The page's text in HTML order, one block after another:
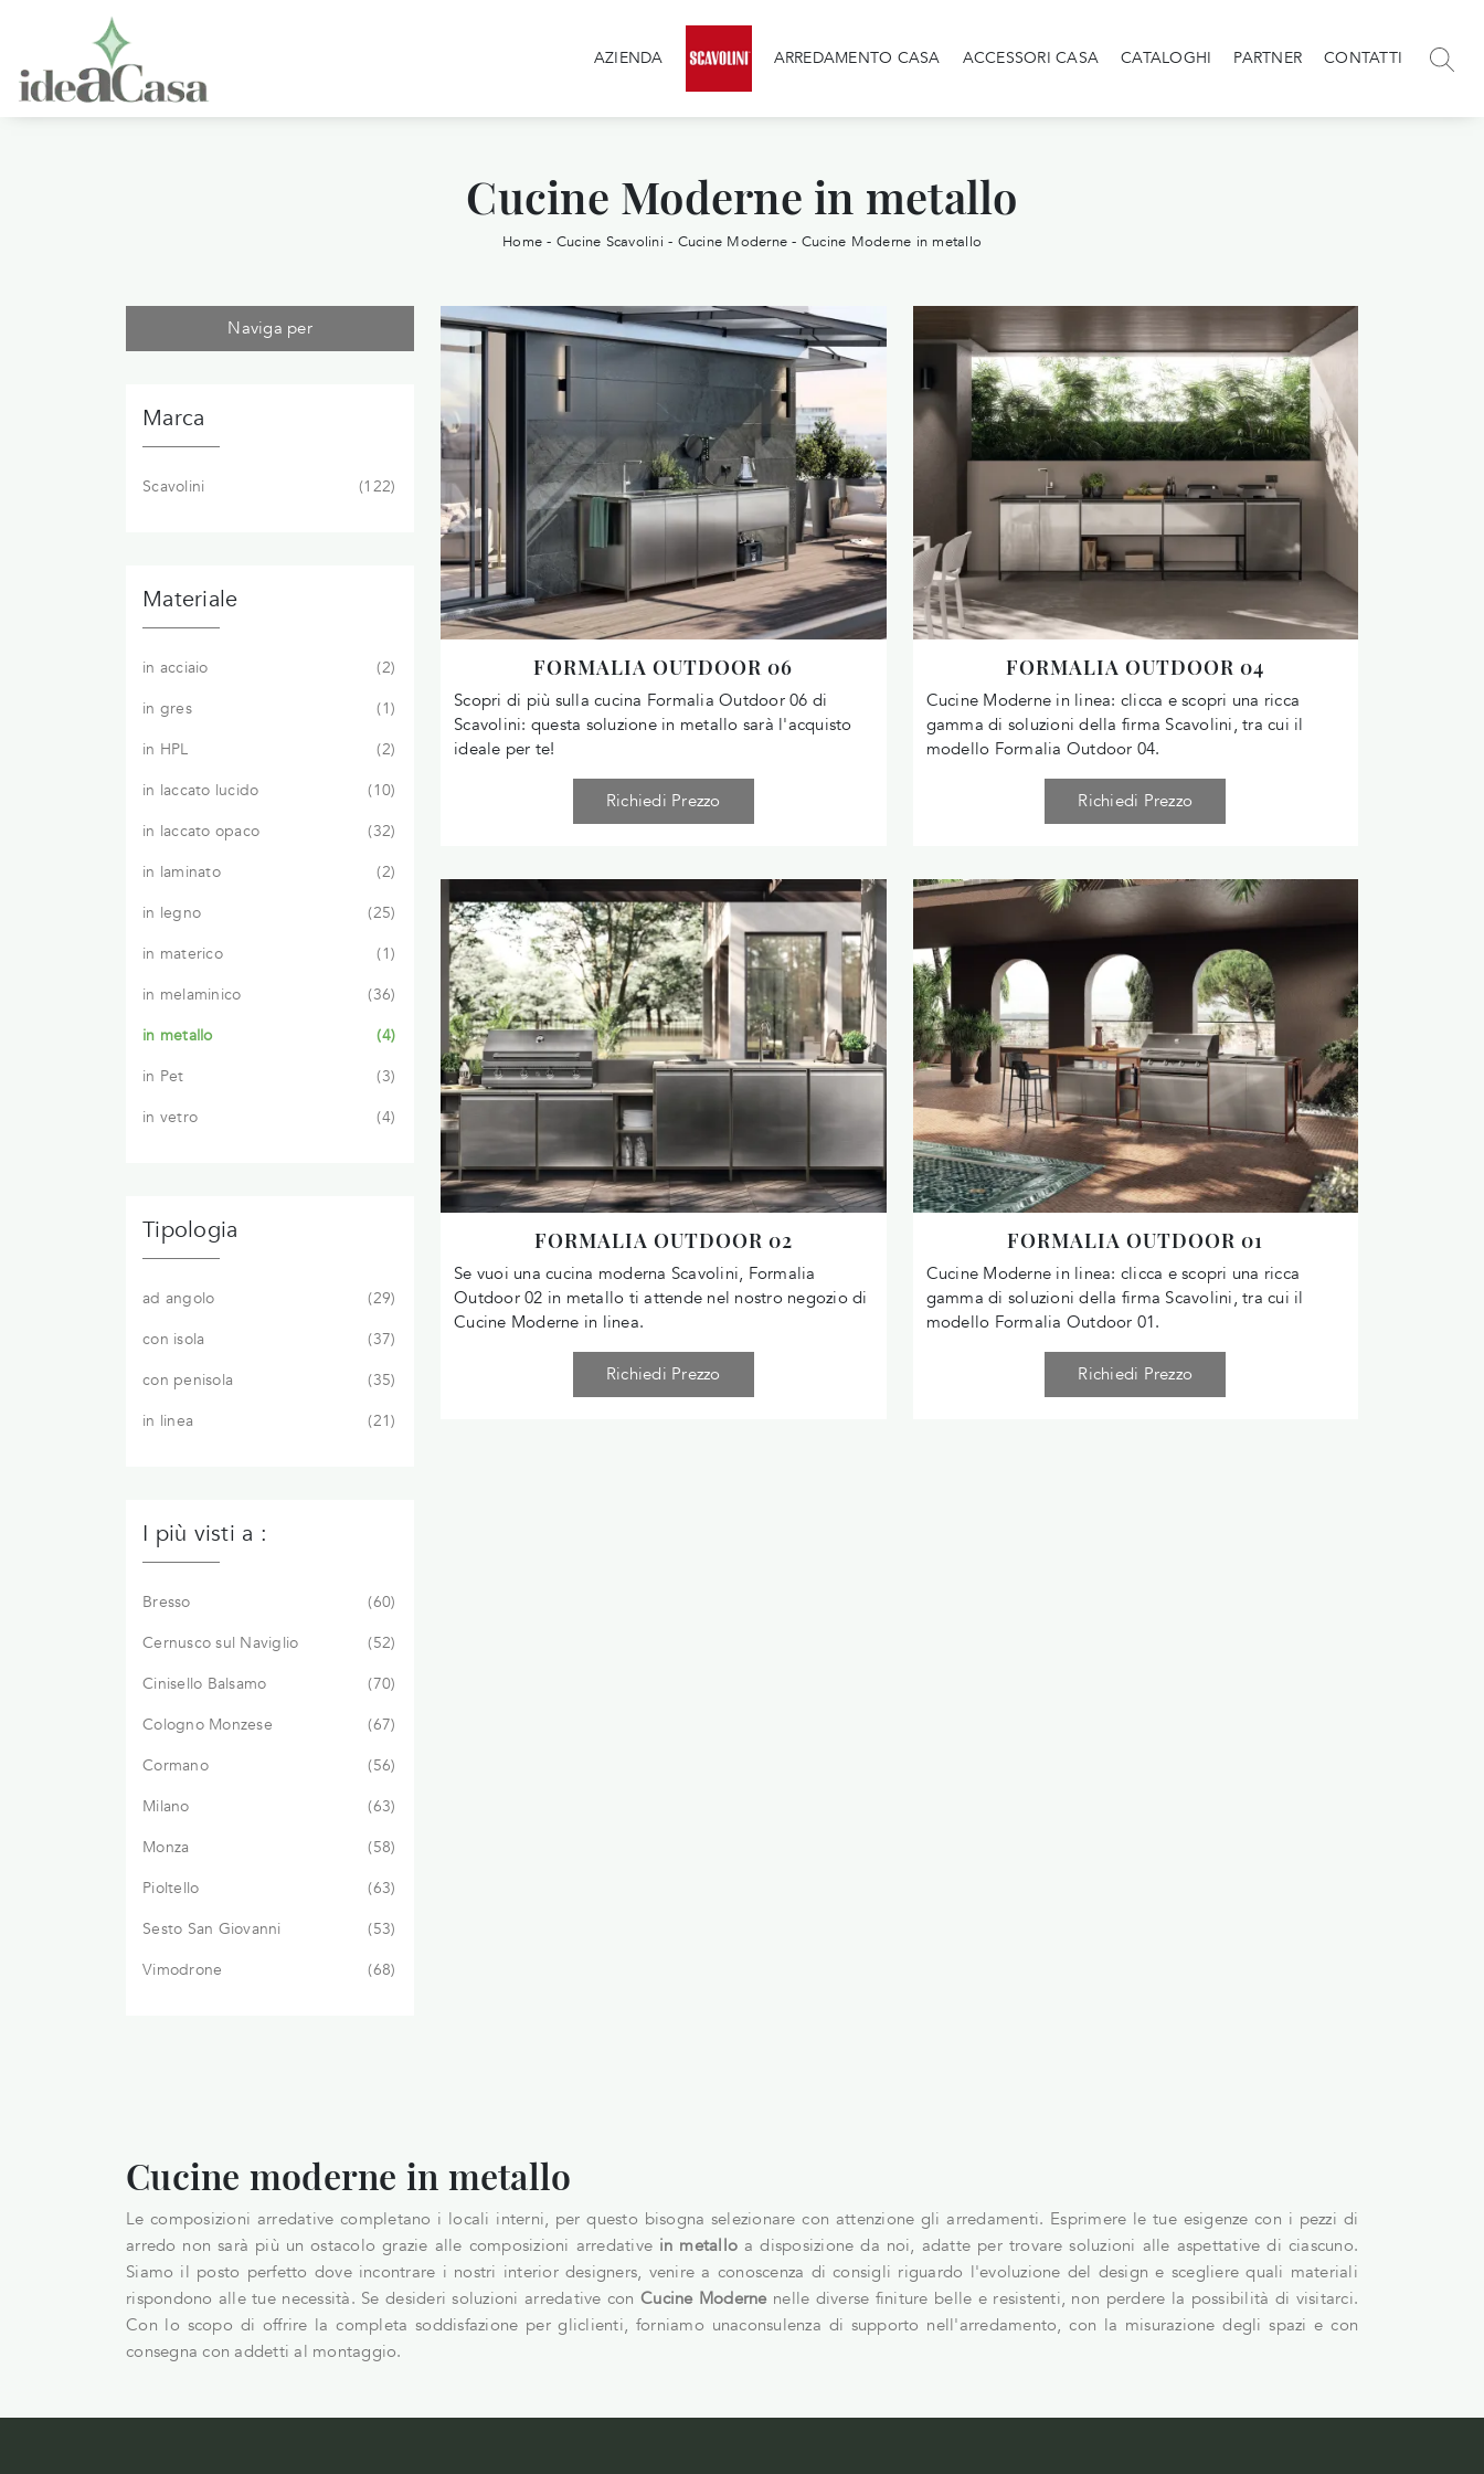
AZIENDA ARREDAMENTO CASA ACCESSORI CASA CATALOGHI PARTNER CONTATTI
Cucine Moderne in metallo
Home - Cucine Scavolini - Cucine Moderne - Cucine Moderne in metallo
FORMALIA OUTDOOR 06
Scopri di più sulla cucina Formalia Outdoor 06 di
Scavolini: questa soluzione in metallo sarà l'acquisto
ideale per te!
Richiedi Prezzo
FORMALIA OUTDOOR 04
Cucine Moderne in linea: clicca e scopri una ricca
gamma di soluzioni della firma Scavolini, tra cui il
modello Formalia Outdoor 04.
Richiedi Prezzo
FORMALIA OUTDOOR 02
Se vuoi una cucina moderna Scavolini, Formalia
Outdoor 02 in metallo ti attende nel nostro negozio di
Cucine Moderne in linea.
Richiedi Prezzo
FORMALIA OUTDOOR 01
Cucine Moderne in linea: clicca e scopri una ricca
gamma di soluzioni della firma Scavolini, tra cui il
modello Formalia Outdoor 01.
Richiedi Prezzo
Naviga per
Marca
Scavolini 122
Materiale
in acciaio
2
in gres
1
in HPL
2
in laccato lucido
10
in laccato opaco
32
in laminato
2
in legno
25
in materico
1
in melaminico
36
in metallo
4
in Pet
3
in vetro
4
Tipologia
ad angolo
29
con isola
37
con penisola
35
in linea
21
I più visti a :
Bresso
60
Cernusco sul Naviglio
52
Cinisello Balsamo
70
Cologno Monzese
67
Cormano
56
Milano
63
Monza
58
Pioltello
63
Sesto San Giovanni
53
Vimodrone
68
Cucine moderne in metallo
Le composizioni arredative completano i locali interni, per questo bisogna selezionare con attenzione gli arredamenti. Esprimere le tue esigenze con i pezzi di
arredo non sarà più un ostacolo grazie alle composizioni arredative in metallo a disposizione da noi, adatte per trovare soluzioni alle aspettative di ciascuno.
Siamo il posto perfetto dove incontrare i nostri interior designers, venire a conoscenza di consigli riguardo l'evoluzione del design e scegliere quali materiali
rispondono alle tue necessità. Se desideri soluzioni arredative conCucine Modernenelle diverse finiture belle e resistenti, non perdere la possibilità di visitarci.
Con lo scopo di offrire la completa soddisfazione per gliclienti, forniamo unaconsulenza di supporto nell'arredamento, con la misurazione degli spazi e con
consegna con addetti al montaggio.